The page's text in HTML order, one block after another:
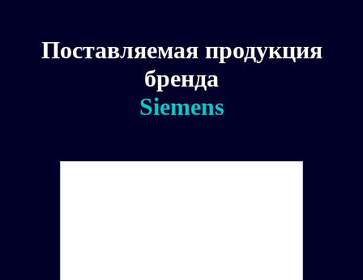
Поставляемая продукция
бренда
Siemens